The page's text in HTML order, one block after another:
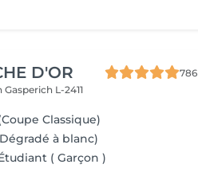
D'OR
786
Gasperich L-2411
Classique)
à blanc)
( Garçon )